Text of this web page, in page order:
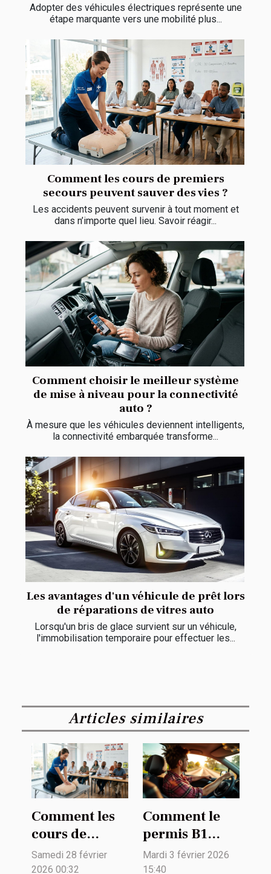
Adopter des véhicules électriques représente une
étape marquante vers une mobilité plus...
Comment les cours de premiers
secours peuvent sauver des vies ?
Les accidents peuvent survenir à tout moment et
dans n’importe quel lieu. Savoir réagir...
Comment choisir le meilleur système
de mise à niveau pour la connectivité
auto ?
À mesure que les véhicules deviennent intelligents,
la connectivité embarquée transforme...
Les avantages d'un véhicule de prêt lors
de réparations de vitres auto
Lorsqu'un bris de glace survient sur un véhicule,
l'immobilisation temporaire pour effectuer les...
Articles similaires
Comment les
cours de
premiers
secours
Samedi 28 février
2026 00:32
Comment le
permis B1
facilite-t-il la
mobilité des
Mardi 3 février 2026
15:40